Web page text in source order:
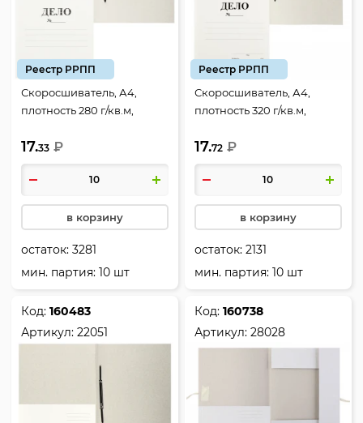
Реестр РРПП
Скоросшиватель, А4,
плотность 280 г/кв.м,
белый, Lamark, 22037
17.33 ₽
в корзину
остаток:3281
мин. партия: 10 шт
Реестр РРПП
Скоросшиватель, А4,
плотность 320 г/кв.м,
белый, Lamark, 22044
17.72 ₽
в корзину
остаток:2131
мин. партия: 10 шт
Код:160483
Артикул:22051
Код:160738
Артикул:28028